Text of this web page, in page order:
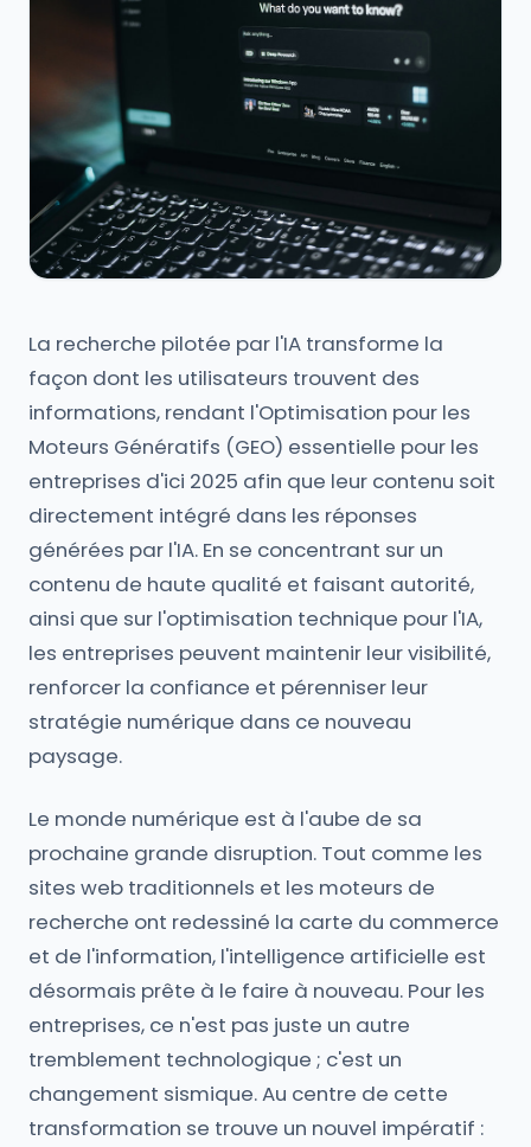
La recherche pilotée par l'IA transforme la
façon dont les utilisateurs trouvent des
informations, rendant l'Optimisation pour les
Moteurs Génératifs (GEO) essentielle pour les
entreprises d'ici 2025 afin que leur contenu soit
directement intégré dans les réponses
générées par l'IA. En se concentrant sur un
contenu de haute qualité et faisant autorité,
ainsi que sur l'optimisation technique pour l'IA,
les entreprises peuvent maintenir leur visibilité,
renforcer la confiance et pérenniser leur
stratégie numérique dans ce nouveau
paysage.
Le monde numérique est à l'aube de sa
prochaine grande disruption. Tout comme les
sites web traditionnels et les moteurs de
recherche ont redessiné la carte du commerce
et de l'information, l'intelligence artificielle est
désormais prête à le faire à nouveau. Pour les
entreprises, ce n'est pas juste un autre
tremblement technologique ; c'est un
changement sismique. Au centre de cette
transformation se trouve un nouvel impératif :